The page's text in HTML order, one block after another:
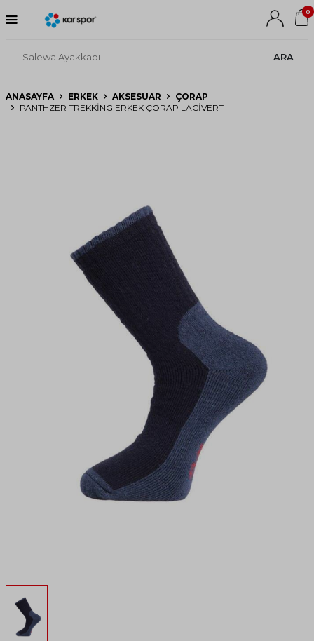
ARA
0
ANASAYFA ERKEK AKSESUAR
ÇORAP
PANTHZER TREKKING ERKEK ÇORAP LACIVERT